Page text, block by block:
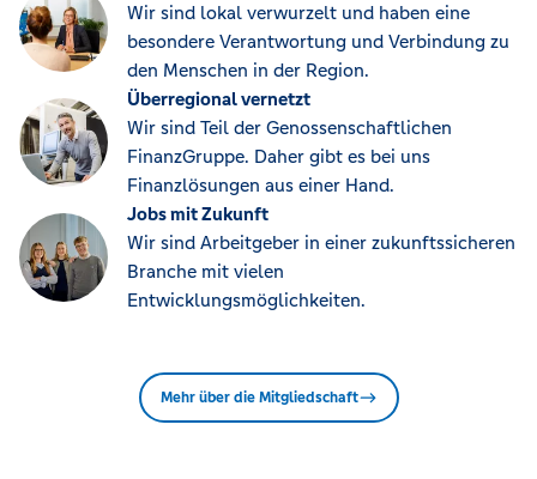
Wir sind lokal verwurzelt und haben eine
besondere Verantwortung und Verbindung zu
den Menschen in der Region.
Überregional vernetzt
Wir sind Teil der Genossenschaftlichen
FinanzGruppe. Daher gibt es bei uns
Finanzlösungen aus einer Hand.
Jobs mit Zukunft
Wir sind Arbeitgeber in einer zukunftssicheren
Branche mit vielen
Entwicklungsmöglichkeiten.
Mehr über die Mitgliedschaft